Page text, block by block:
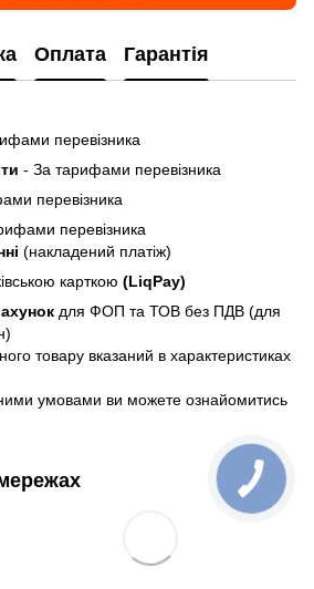
Оплата Гарантія
перевізника
- За тарифами перевізника
перевізника
перевізника
(накладений платіж)
карткою (LiqPay)
для ФОП та ТОВ без ПДВ (для
товару вказаний в характеристиках
умовами ви можете ознайомитись